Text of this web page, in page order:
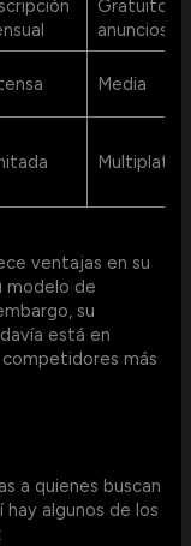
Gratuito
anuncios
Media
ventajas en su
modelo de
su
está en
más
a quienes buscan
algunos de los